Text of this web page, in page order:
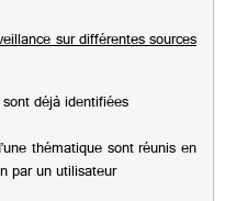
sur différentes sources
déjà identifiées
thématique sont réunis en
par un utilisateur